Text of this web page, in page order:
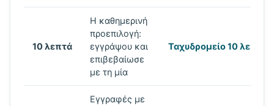
10 λεπτά
Η καθημερινή
προεπιλογή:
εγγράψου και
επιβεβαίωσε
με τη μία
Ταχυδρομείο 10
Εγγραφές με